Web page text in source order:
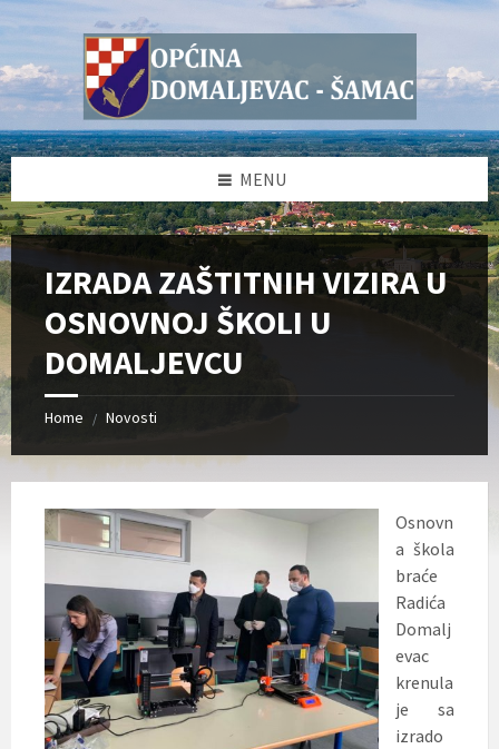
Skip
to
Skip
to
sidebar
Skip
to
sidebar
Skip
to
MENU
IZRADA ZAŠTITNIH VIZIRA U
OSNOVNOJ ŠKOLI U
DOMALJEVCU
Home / Novosti
Osnovn
a škola
braće
Radića
Domalj
evac
krenula
je sa
izrado